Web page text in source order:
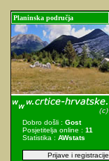
Planinska područja
Dobro došli : Gost
Posjetitelja online : 11
Statistika : AWstats
Prijave i registracije